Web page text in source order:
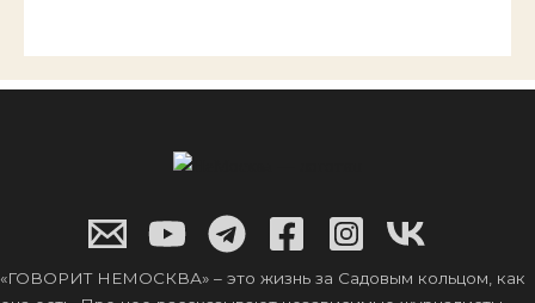
«ГОВОРИТ НЕМОСКВА» – это жизнь за Садовым кольцом, как